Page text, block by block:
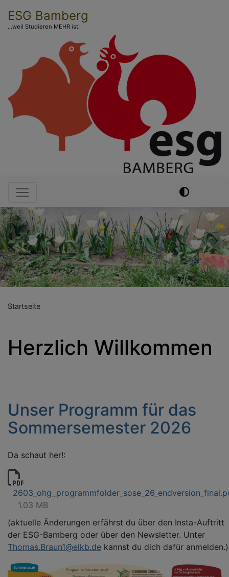
zum
Inhalt
ESG Bamberg
...weil Studieren MEHR ist!
Hauptnavigation
Previous Next
Startseite
Herzlich Willkommen
Unser Programm für das
Sommersemester 2026
Da schaut her!:
1.03 MB
(aktuelle Änderungen erfährst du über den Insta-Auftritt
der ESG-Bamberg oder über den Newsletter. Unter
Thomas.Braun1@elkb.de kannst du dich dafür anmelden.)